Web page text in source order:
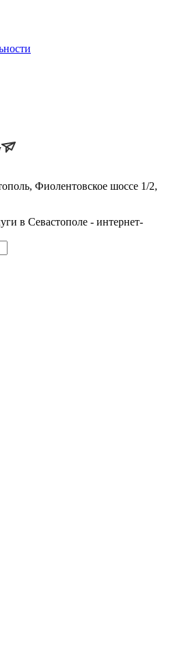
Фиолентовское шоссе 1/2,
в Севастополе - интернет-